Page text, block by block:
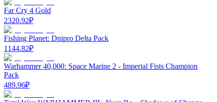
Far Cry 4 Gold
2320.92₽
Fishing Planet: Dnipro Delta Pack
1144.82₽
Warhammer 40,000: Space Marine 2 - Imperial Fists Champion
Pack
489.96₽